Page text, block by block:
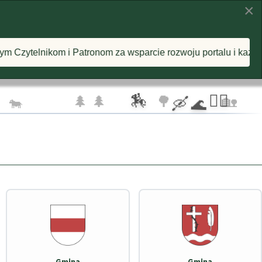
🦅 🦅 ☁️
🐄 🌲 🌲 🌳 🏡
🚴‍♂️
🏇 🛶 🌊
×
za wsparcie rozwoju portalu i każdą postawioną